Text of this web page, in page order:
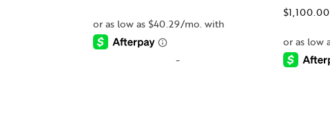
-
$1,100.00